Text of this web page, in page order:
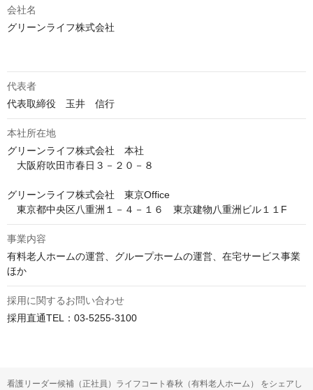
会社名
グリーンライフ株式会社
代表者
代表取締役　玉井　信行
本社所在地
グリーンライフ株式会社　本社
大阪府吹田市春日３－２０－８
グリーンライフ株式会社　東京Office
東京都中央区八重洲１－４－１６　東京建物八重洲ビル１１F
事業内容
有料老人ホームの運営、グループホームの運営、在宅サービス事業
ほか
採用に関するお問い合わせ
採用直通TEL：03-5255-3100
看護リーダー候補（正社員）ライフコート春秋（有料老人ホーム） をシェアし